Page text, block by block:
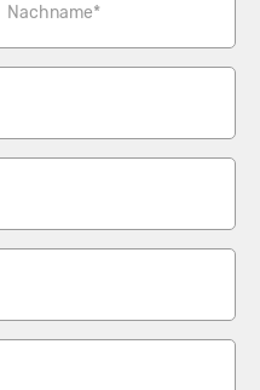
Nachname*